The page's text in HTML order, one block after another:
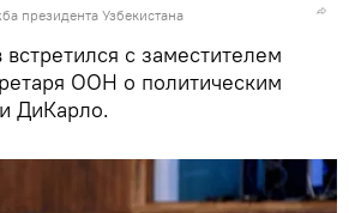
президента Узбекистана
с заместителем
ООН о политическим
ДиКарло.